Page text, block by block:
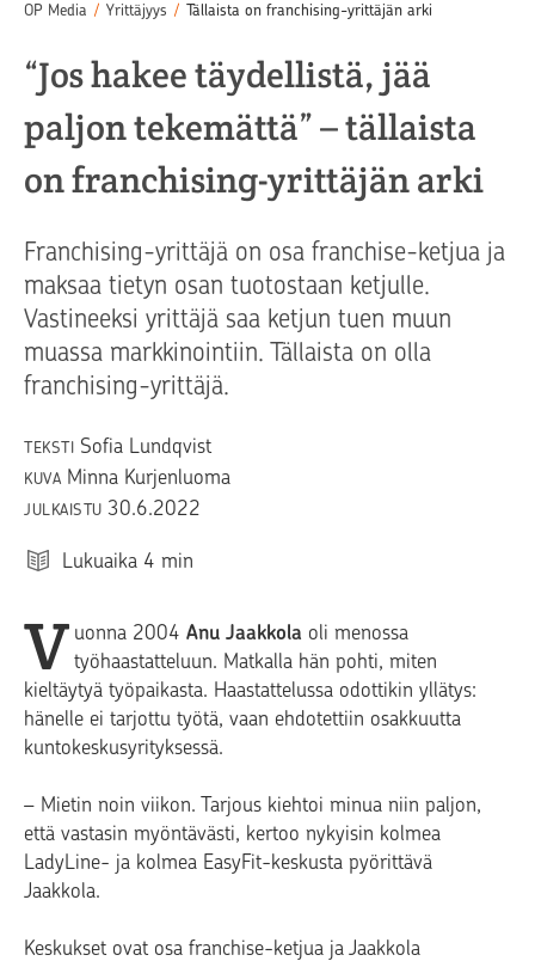
OP Media / Yrittäjyys / Tällaista on franchising-yrittäjän arki
“Jos hakee täydellistä, jää
paljon tekemättä” – tällaista
on franchising-yrittäjän arki
Franchising-yrittäjä on osa franchise-ketjua ja
maksaa tietyn osan tuotostaan ketjulle.
Vastineeksi yrittäjä saa ketjun tuen muun
muassa markkinointiin. Tällaista on olla
franchising-yrittäjä.
TEKSTI Sofia Lundqvist
KUVA Minna Kurjenluoma
JULKAISTU 30.6.2022
Lukuaika 4 min
V uonna 2004 Anu Jaakkola oli menossa
työhaastatteluun. Matkalla hän pohti, miten
kieltäytyä työpaikasta. Haastattelussa odottikin yllätys:
hänelle ei tarjottu työtä, vaan ehdotettiin osakkuutta
kuntokeskusyrityksessä.
– Mietin noin viikon. Tarjous kiehtoi minua niin paljon,
että vastasin myöntävästi, kertoo nykyisin kolmea
LadyLine- ja kolmea EasyFit-keskusta pyörittävä
Jaakkola.
Keskukset ovat osa franchise-ketjua ja Jaakkola